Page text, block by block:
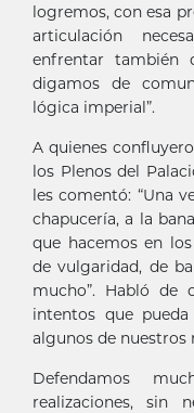
logremos, con esa
articulación
enfrentar también
digamos de
lógica imperial”.
A quienes
los Plenos del
les comentó: “Una
chapucería, a la
que hacemos en
de vulgaridad, de
mucho”. Habló de
intentos que
algunos de nuestros
Defendamos
realizaciones, sin